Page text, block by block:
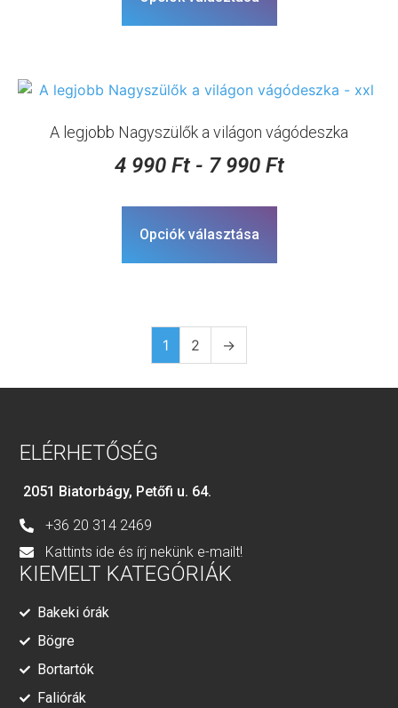
A legjobb Nagyszülők a világon vágódeszka
4 990 Ft- 7 990 Ft
Opciók választása
1 2 →
ELÉRHETŐSÉG
2051 Biatorbágy, Petőfi u. 64.
+36 20 314 2469
Kattints ide és írj nekünk e-mailt!
KIEMELT KATEGÓRIÁK
Bakeki órák
Bögre
Bortartók
Faliórák